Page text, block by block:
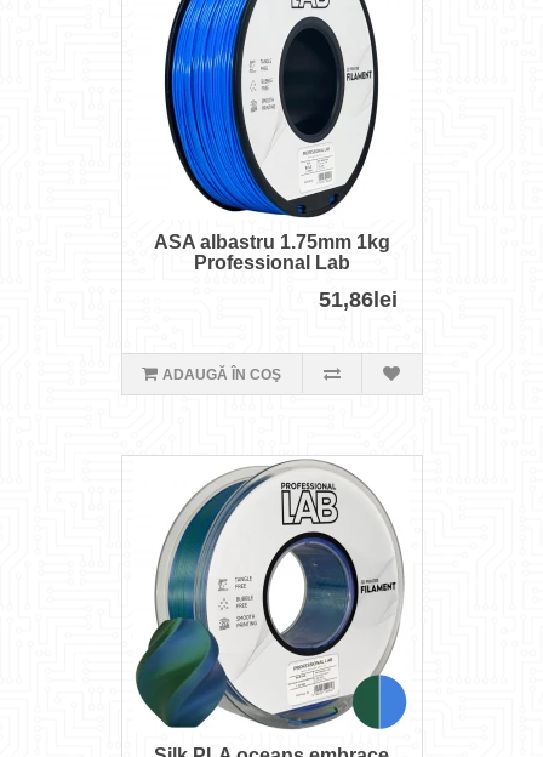
ASA albastru 1.75mm 1kg
Professional Lab
51,86lei
ADAUGĂ ÎN COŞ